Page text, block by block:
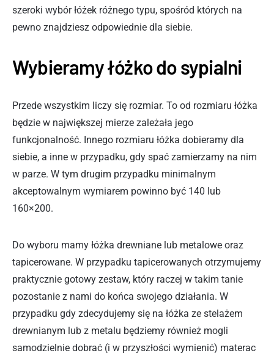
szeroki wybór łóżek różnego typu, spośród których na
pewno znajdziesz odpowiednie dla siebie.
Wybieramy łóżko do sypialni
Przede wszystkim liczy się rozmiar. To od rozmiaru łóżka
będzie w największej mierze zależała jego
funkcjonalność. Innego rozmiaru łóżka dobieramy dla
siebie, a inne w przypadku, gdy spać zamierzamy na nim
w parze. W tym drugim przypadku minimalnym
akceptowalnym wymiarem powinno być 140 lub
160×200.
Do wyboru mamy łóżka drewniane lub metalowe oraz
tapicerowane. W przypadku tapicerowanych otrzymujemy
praktycznie gotowy zestaw, który raczej w takim tanie
pozostanie z nami do końca swojego działania. W
przypadku gdy zdecydujemy się na łóżka ze stelażem
drewnianym lub z metalu będziemy również mogli
samodzielnie dobrać (i w przyszłości wymienić) materac